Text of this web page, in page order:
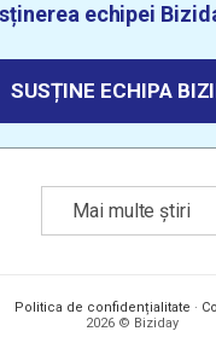
echipei
SUSȚINE ECHIPA
Mai multe știri
Politica de confidențialitate ·
2026 © Biziday